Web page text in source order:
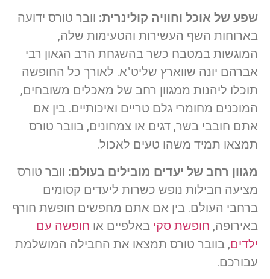
שפע של אוכל וחוויה קולינרית: וובר טורס ידועה
בארוחות השף העשירות והטעימות שלה,
המוגשות במטבח כשר בהשגחת הרב הגאון רבי
אברהם יונה שווארץ שליט"א. לאורך כל החופשה
תוכלו ליהנות ממגוון רחב של מאכלים משובחים,
המוכנים מחומרי גלם טריים ואיכותיים. בין אם
אתם חובבי בשר, דגים או צמחונים, בוובר טורס
תמצאו תמיד משהו טעים לאכול.
מגוון רחב של יעדים מובילים בעולם: וובר טורס
מציעה חבילות נופש כשרות ליעדים קסומים
ברחבי העולם. בין אם אתם מחפשים חופשת חורף
באירופה, חופשת סקי באלפיים או חופשה עם
ילדים, בוובר טורס תמצאו את החבילה המושלמת
עבורכם.